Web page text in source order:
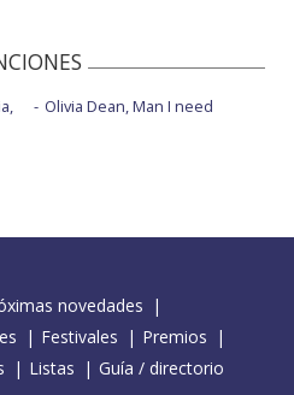
Olivia Dean, Man I need
novedades
Festivales
Premios
Listas Guía / directorio